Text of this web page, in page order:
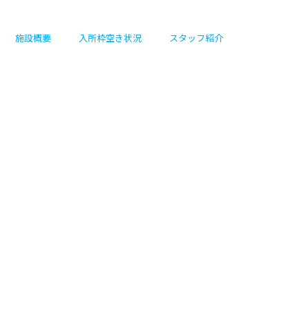
施設概要 入所枠空き状況 スタッフ紹介